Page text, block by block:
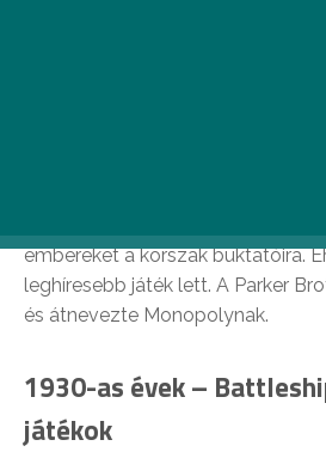
embereket a korszak buktatóira.
leghíresebb játék lett. A Parker
és átnevezte Monopolynak.
1930-as évek –
játékok